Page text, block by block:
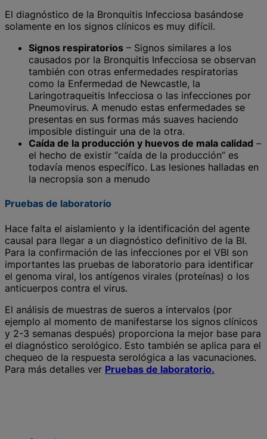
El diagnóstico de la Bronquitis Infecciosa basándose
solamente en los signos clínicos es muy difícil.
Signos respiratorios – Signos similares a los
causados por la Bronquitis Infecciosa se observan
también con otras enfermedades respiratorias
como la Enfermedad de Newcastle, la
Laringotraqueitis Infecciosa o las infecciones por
Pneumovirus. A menudo estas enfermedades se
presentas en sus formas más suaves haciendo
imposible distinguir una de la otra.
Caída de la producción y huevos de mala calidad –
el hecho de existir “caída de la producción” es
todavía menos específico. Las lesiones halladas en
la necropsia son a menudo
Pruebas de laboratorio
Hace falta el aislamiento y la identificación del agente
causal para llegar a un diagnóstico definitivo de la BI.
Para la confirmación de las infecciones por el VBI son
importantes las pruebas de laboratorio para identificar
el genoma viral, los antígenos virales (proteínas) o los
anticuerpos contra el virus.
El análisis de muestras de sueros a intervalos (por
ejemplo al momento de manifestarse los signos clínicos
y 2-3 semanas después) proporciona la mejor base para
el diagnóstico serológico. Esto también se aplica para el
chequeo de la respuesta serológica a las vacunaciones.
Para más detalles ver Pruebas de laboratorio.